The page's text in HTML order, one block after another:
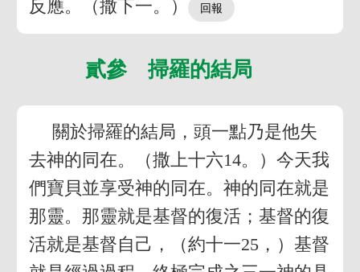
反應。（撒下一。）
貳參 掃羅的結局
關於掃羅的結局，頭一點乃是他失
去神的同在。（撒上十六14。）今天我
們寶貝並享受神的同在。神的同在就是
那靈。那靈就是基督的復活；基督的復
活就是基督自己，（約十一25，）基督